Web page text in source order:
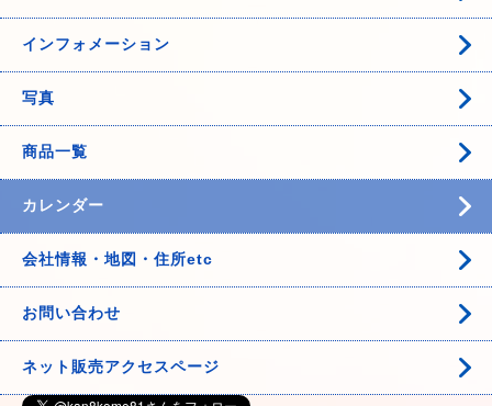
インフォメーション
写真
商品一覧
カレンダー
会社情報・地図・住所etc
お問い合わせ
ネット販売アクセスページ